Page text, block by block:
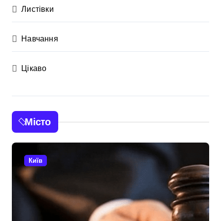
Листівки
Навчання
Цікаво
Місто
Київ